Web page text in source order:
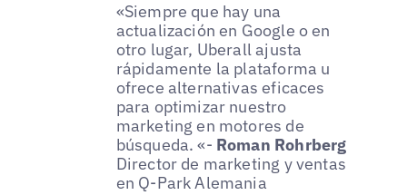
«Siempre que hay una
actualización en Google o en
otro lugar, Uberall ajusta
rápidamente la plataforma u
ofrece alternativas eficaces
para optimizar nuestro
marketing en motores de
búsqueda. «- Roman Rohrberg
Director de marketing y ventas
en Q-Park Alemania